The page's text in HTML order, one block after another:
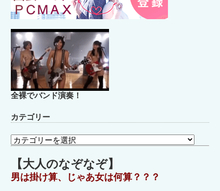
全裸でバンド演奏！
カテゴリー
カ
テ
ゴ
リ
ー
【大人のなぞなぞ】
男は掛け算、じゃあ女は何算？？？